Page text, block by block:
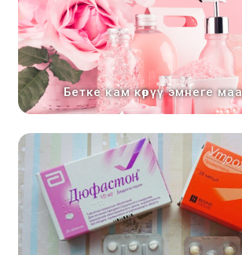
Бетке кам көрүү эмнеге